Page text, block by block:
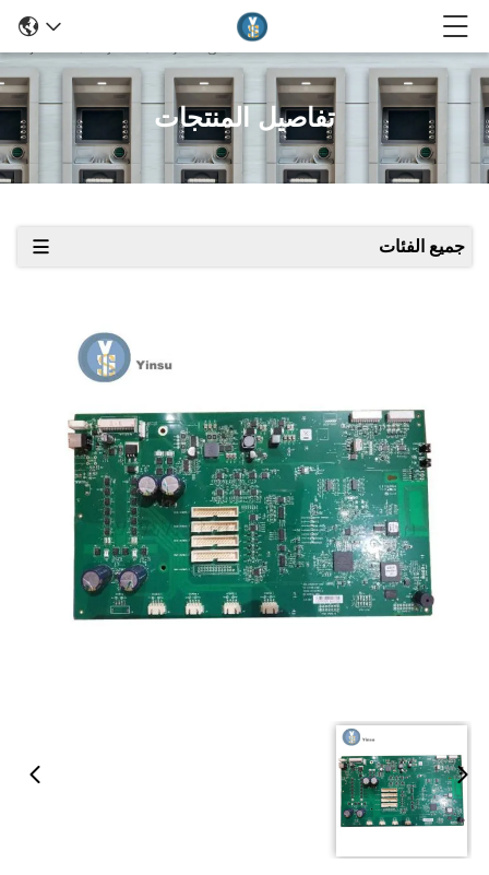
تفاصيل المنتجات
جميع الفئات